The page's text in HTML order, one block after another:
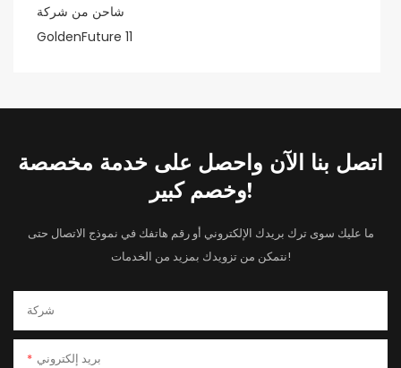
اتصل بنا الآن واحصل على خدمة مخصصة
وخصم كبير!
ما عليك سوى ترك بريدك الإلكتروني أو رقم هاتفك في نموذج الاتصال حتى
نتمكن من تزويدك بمزيد من الخدمات!
شركة
بريد إلكتروني